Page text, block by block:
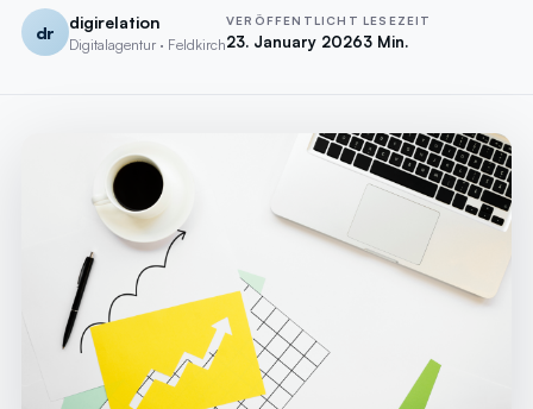
dr
digirelation
Digitalagentur · Feldkirch
VERÖFFENTLICHT
23. January 2026
LESEZEIT
3 Min.